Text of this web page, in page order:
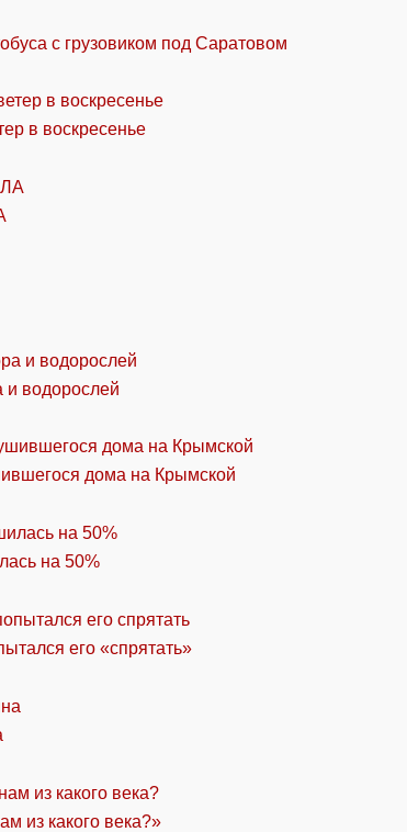
с грузовиком под Саратовом
в воскресенье
и водорослей
дома на Крымской
на 50%
его «спрятать»
из какого века?»